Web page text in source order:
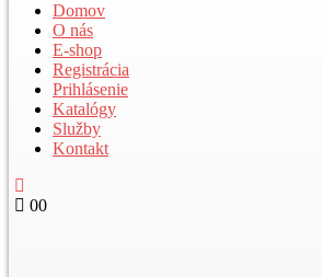
Domov
O nás
E-shop
Registrácia
Prihlásenie
Katalógy
Služby
Kontakt
00